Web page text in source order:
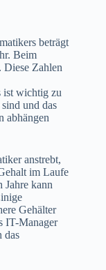
beträgt
Beim
Diese Zahlen
ist wichtig zu
und das
abhängen
anstrebt,
im Laufe
Jahre kann
Gehälter
IT-Manager
das